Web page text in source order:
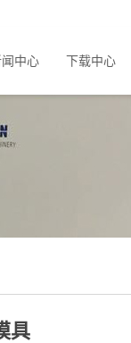
中心 下载中心
具